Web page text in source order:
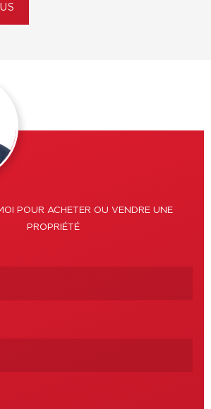
POUR ACHETER OU VENDRE UNE
PROPRIÉTÉ